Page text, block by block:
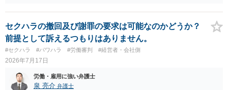
セクハラの撤回及び謝罪の要求は可能なのかどうか？
前提として訴えるつもりはありません。
#セクハラ #パワハラ #労働審判 #経営者・会社側
2026年7月17日
労働・雇用に強い弁護士
泉 亮介 弁護士